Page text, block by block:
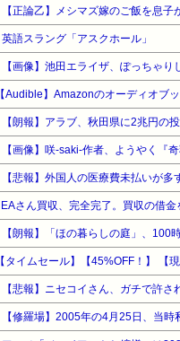
【正論乙】メシマズ嫁のご飯を息
英語スラング「アスクホール」
【画像】池田エライザ、ぽっちゃり
【Audible】Amazonのオーディオブ
【朗報】アラブ、秋田県に2兆円の
【画像】咲-saki-作者、ようやく『
【悲報】外国人の医療費未払いが
EAさん買収、完全完了。買収の借
【朗報】「ほの暮らしの庭」、
【悲報】ニセコイさん、ガチで許